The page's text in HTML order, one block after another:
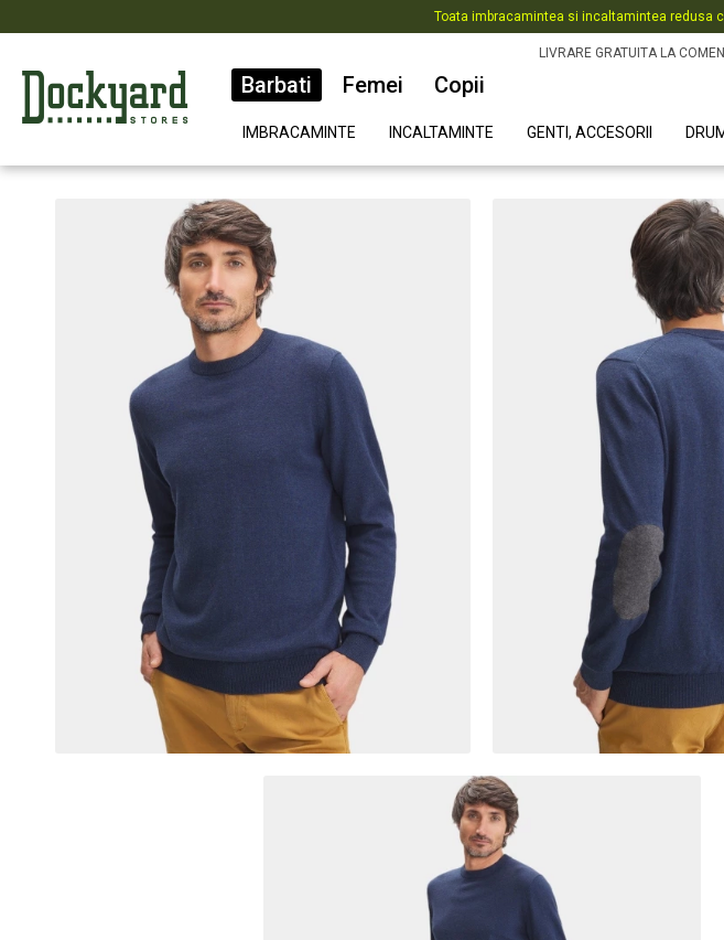
Toata imbracamintea si incaltamintea redusa
LIVRARE GRATUITA LA
Barbati Femei Copii
IMBRACAMINTE INCALTAMINTE GENTI, ACCESORII